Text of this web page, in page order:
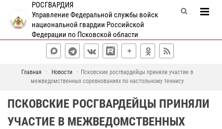
РОСГВАРДИЯ
Управление Федеральной службы войск
национальной гвардии Российской
Федерации по Псковской области
Главная Новости
Псковские росгвардейцы приняли участие в
межведомственных соревнованиях по настольному теннису
ПСКОВСКИЕ РОСГВАРДЕЙЦЫ ПРИНЯЛИ
УЧАСТИЕ В МЕЖВЕДОМСТВЕННЫХ